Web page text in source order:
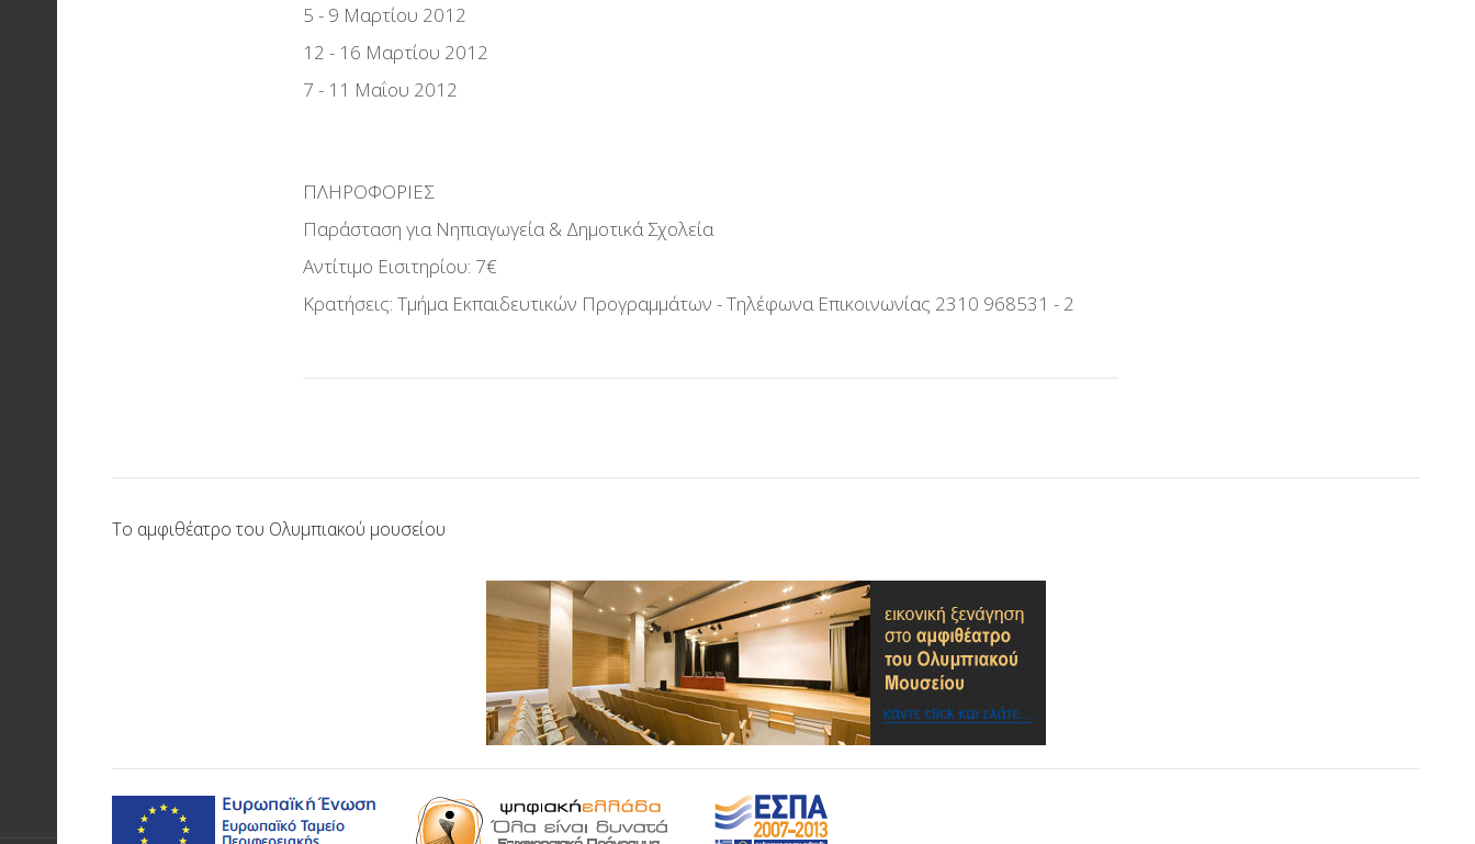
5 - 9 Μαρτίου 2012
12 - 16 Μαρτίου 2012
7 - 11 Μαΐου 2012
ΠΛΗΡΟΦΟΡΙΕΣ
Παράσταση για Νηπιαγωγεία & Δημοτικά Σχολεία
Αντίτιμο Εισιτηρίου: 7€
Κρατήσεις: Τμήμα Εκπαιδευτικών Προγραμμάτων - Τηλέφωνα Επικοινωνίας 2310 968531 - 2
Το αμφιθέατρο του Ολυμπιακού μουσείου